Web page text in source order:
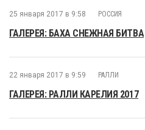
25 января 2017 в 9:58 РОССИЯ
ГАЛЕРЕЯ: БАХА СНЕЖНАЯ БИТВА
22 января 2017 в 9:59 РАЛЛИ
ГАЛЕРЕЯ: РАЛЛИ КАРЕЛИЯ 2017